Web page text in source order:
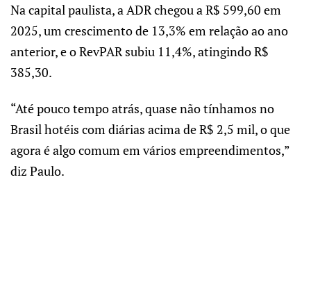
Na capital paulista, a ADR chegou a R$ 599,60 em
2025, um crescimento de 13,3% em relação ao ano
anterior, e o RevPAR subiu 11,4%, atingindo R$
385,30.
“Até pouco tempo atrás, quase não tínhamos no
Brasil hotéis com diárias acima de R$ 2,5 mil, o que
agora é algo comum em vários empreendimentos,”
diz Paulo.